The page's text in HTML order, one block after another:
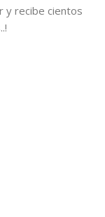
y recibe cientos